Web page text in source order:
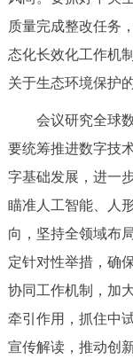
参与调查
走进北京
绿色北京
ENGLISH
DEUTSCH
ESPAÑOL
质量完成整改任务
态化长效化工作机
关于生态环境保护
会议研究全球数
要统筹推进数字技
字基础发展，进一
瞄准人工智能、人
向，坚持全领域布
定针对性举措，确
协同工作机制，加
牵引作用，抓住中
宣传解读，推动创